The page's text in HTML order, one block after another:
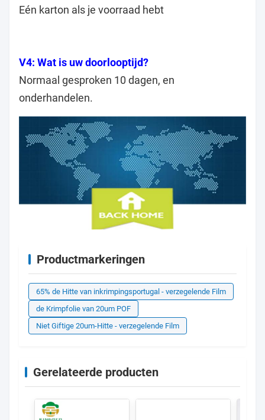
Eén karton als je voorraad hebt
V4: Wat is uw doorlooptijd?
Normaal gesproken 10 dagen, en
onderhandelen.
Productmarkeringen
65% de Hitte van inkrimpingsportugal - verzegelende Film
de Krimpfolie van 20um POF
Niet Giftige 20um-Hitte - verzegelende Film
Gerelateerde producten